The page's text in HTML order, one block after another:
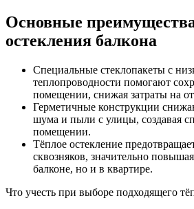
Основные
остекления балкона
Специальные стеклопакеты с
теплопроводности помогают
помещении, снижая затраты на
Герметичные конструкции
шума и пыли с улицы, создавая
помещении.
Тёплое остекление
сквозняков, значительно
балконе, но и в квартире.
Что учесть при выборе подходящего